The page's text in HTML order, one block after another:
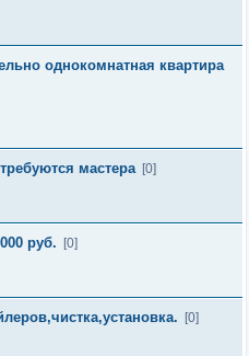
однокомнатная квартира
мастера [0]
руб.
[0]
[0]